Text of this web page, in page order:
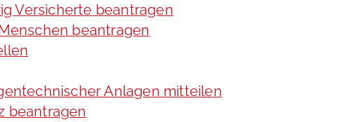
Versicherte beantragen
beantragen
Anlagen mitteilen
beantragen